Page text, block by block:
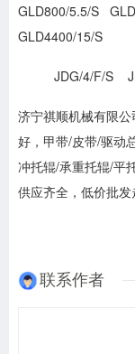
GLD800/5.5/S
GLD4400/15/S
JDG/4/F/S
济宁祺顺机械有限
好，甲带/皮带/驱动
冲托辊/承重托辊/平
供应齐全，低价批
联系作者